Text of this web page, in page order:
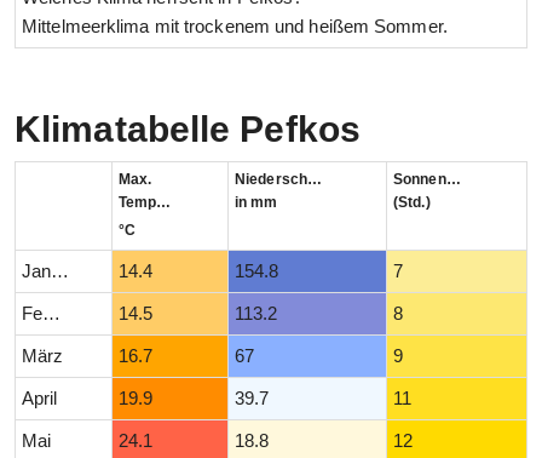
Mittelmeerklima mit trockenem und heißem Sommer.
Klimatabelle Pefkos
Max.
Temperatur
°C
Niederschlag
in mm
Sonnenstunden
(Std.)
Januar 14.4 154.8 7
Februar 14.5 113.2 8
März 16.7 67 9
April 19.9 39.7 11
Mai 24.1 18.8 12